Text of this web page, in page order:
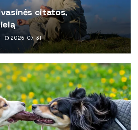
citatos,
2026-07-31